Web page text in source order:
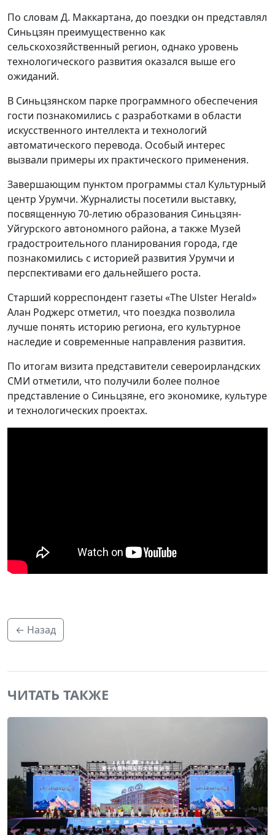
По словам Д. Маккартана, до поездки он представлял
Синьцзян преимущественно как
сельскохозяйственный регион, однако уровень
технологического развития оказался выше его
ожиданий.
В Синьцзянском парке программного обеспечения
гости познакомились с разработками в области
искусственного интеллекта и технологий
автоматического перевода. Особый интерес
вызвали примеры их практического применения.
Завершающим пунктом программы стал Культурный
центр Урумчи. Журналисты посетили выставку,
посвященную 70-летию образования Синьцзян-
Уйгурского автономного района, а также Музей
градостроительного планирования города, где
познакомились с историей развития Урумчи и
перспективами его дальнейшего роста.
Старший корреспондент газеты «The Ulster Herald»
Алан Роджерс отметил, что поездка позволила
лучше понять историю региона, его культурное
наследие и современные направления развития.
По итогам визита представители североирландских
СМИ отметили, что получили более полное
представление о Синьцзяне, его экономике, культуре
и технологических проектах.
← Назад
ЧИТАТЬ ТАКЖЕ